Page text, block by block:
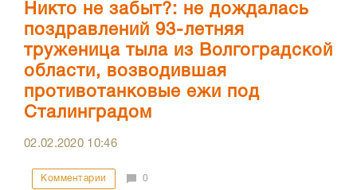
Никто не забыт?: не дождалась
поздравлений 93-летняя
труженица тыла из Волгоградской
области, возводившая
противотанковые ежи под
Сталинградом
02.02.2020 10:46
Комментарии 0